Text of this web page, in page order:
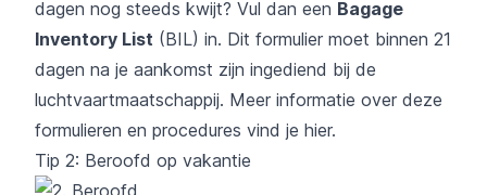
dagen nog steeds kwijt? Vul dan een Bagage
Inventory List (BIL) in. Dit formulier moet binnen 21
dagen na je aankomst zijn ingediend bij de
luchtvaartmaatschappij. Meer informatie over deze
formulieren en procedures vind je hier.
Tip 2: Beroofd op vakantie